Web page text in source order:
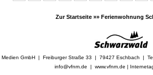
Zur Startseite »» Ferienwohnung
Medien GmbH | Freiburger Straße 33 | 79427 Eschbach |
info@vfnm.de | www.vfnm.de |